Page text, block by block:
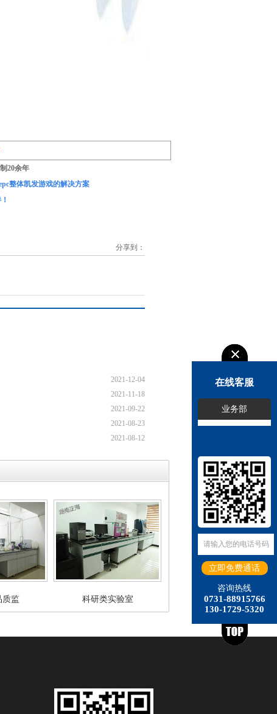
20余年
整体凯发游戏的解决方案
分享到：
2021-12-04
2021-11-18
2021-09-22
2021-08-23
2021-08-12
质监 科研类实验室
在线客服
业务部
咨询热线
0731-88915766
130-1729-5320